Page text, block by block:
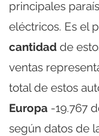
principales
eléctricos. Es el
cantidad de
ventas
total de estos
Europa -19.767
según datos de